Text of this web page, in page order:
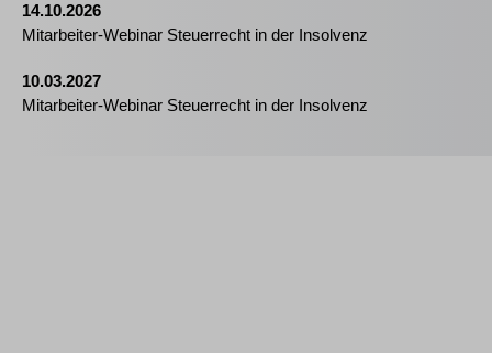
14.10.2026
Mitarbeiter-Webinar Steuerrecht in der Insolvenz
10.03.2027
Mitarbeiter-Webinar Steuerrecht in der Insolvenz